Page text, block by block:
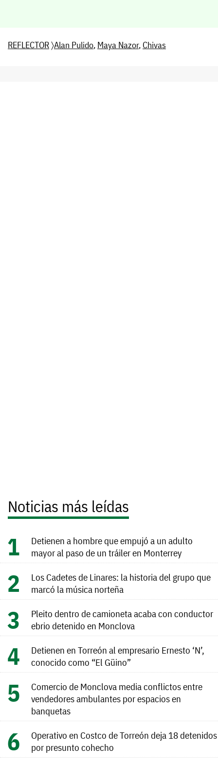
REFLECTOR〉Alan Pulido, Maya Nazor, Chivas
Noticias más leídas
Detienen a hombre que empujó a un adulto
mayor al paso de un tráiler en Monterrey
Los Cadetes de Linares: la historia del grupo que
marcó la música norteña
Pleito dentro de camioneta acaba con conductor
ebrio detenido en Monclova
Detienen en Torreón al empresario Ernesto ‘N’,
conocido como “El Güino”
Comercio de Monclova media conflictos entre
vendedores ambulantes por espacios en
banquetas
Operativo en Costco de Torreón deja 18 detenidos
por presunto cohecho